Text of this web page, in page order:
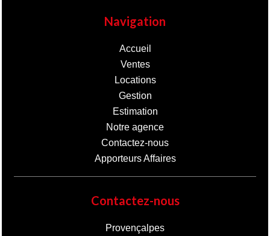
Navigation
Accueil
Ventes
Locations
Gestion
Estimation
Notre agence
Contactez-nous
Apporteurs Affaires
Contactez-nous
Provençalpes